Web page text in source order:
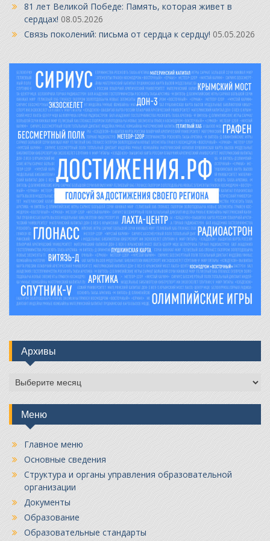
81 лет Великой Победе: Память, которая живет в
сердцах! 08.05.2026
Связь поколений: письма от сердца к сердцу! 05.05.2026
Архивы
Архивы
Меню
Главное меню
Основные сведения
Структура и органы управления образовательной
организации
Документы
Образование
Образовательные стандарты